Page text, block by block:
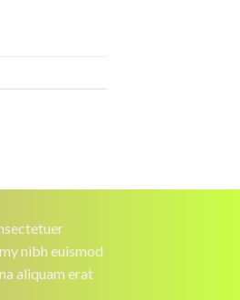
nibh euismod
aliquam erat